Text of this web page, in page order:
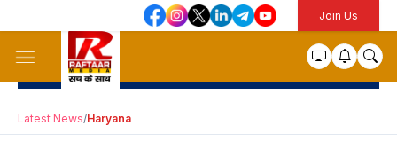
Join Us
Latest News/Haryana